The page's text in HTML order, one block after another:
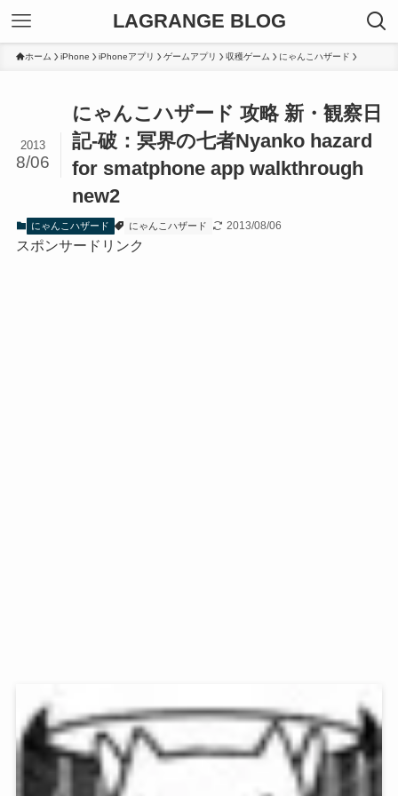
LAGRANGE BLOG
ホーム iPhone iPhoneアプリ ゲームアプリ 収穫ゲーム にゃんこハザード
にゃんこハザード 攻略 新・観察日
記-破：冥界の七者Nyanko hazard
for smatphone app walkthrough
new2
2013
8/06
にゃんこハザード にゃんこハザード 2013/08/06
スポンサードリンク